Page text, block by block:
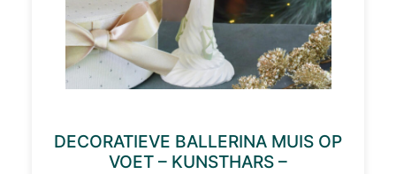
DECORATIEVE BALLERINA MUIS OP
VOET – KUNSTHARS –